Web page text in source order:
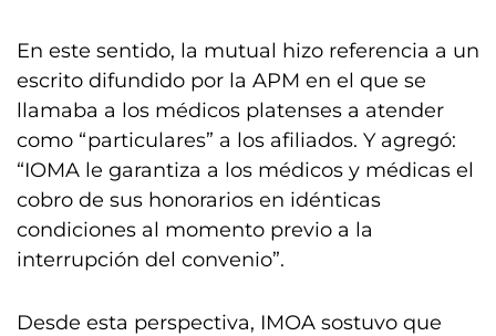
En este sentido, la mutual hizo referencia a un
escrito difundido por la APM en el que se
llamaba a los médicos platenses a atender
como “particulares” a los afiliados. Y agregó:
“IOMA le garantiza a los médicos y médicas el
cobro de sus honorarios en idénticas
condiciones al momento previo a la
interrupción del convenio”.
Desde esta perspectiva, IMOA sostuvo que